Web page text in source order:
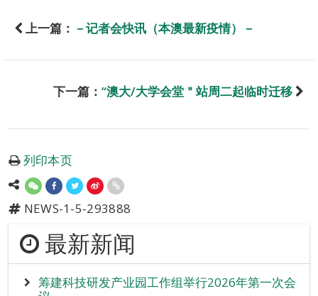
上一篇： －记者会快讯（本澳最新疫情）－
下一篇： “澳大/大学会堂＂站周二起临时迁移
列印本页
NEWS-1-5-293888
最新新闻
筹建科技研发产业园工作组举行2026年第一次会